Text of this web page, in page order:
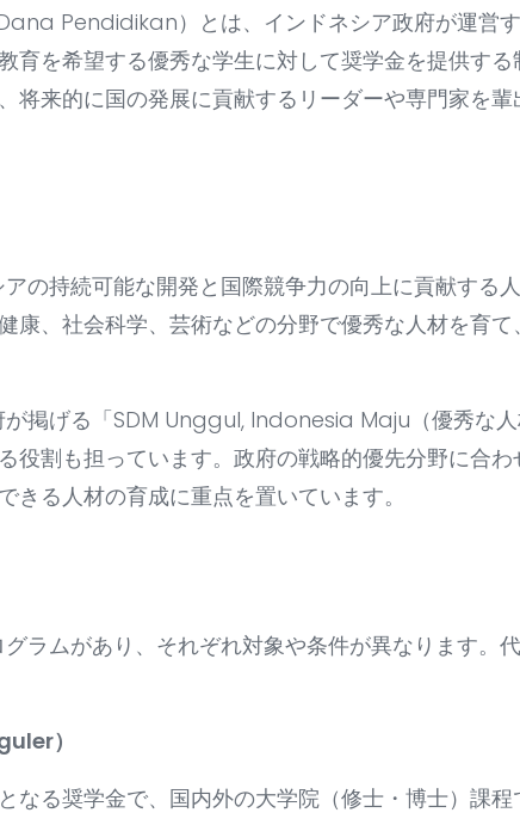
Pendidikan）とは、インドネシア政府が運営
育を希望する優秀な学生に対して奨学金を提供す
将来的に国の発展に貢献するリーダーや専門家を
の持続可能な開発と国際競争力の向上に貢献する
康、社会科学、芸術などの分野で優秀な人材を育
が掲げる「SDM Unggul, Indonesia Maju（優秀な
役割も担っています。政府の戦略的優先分野に合
きる人材の育成に重点を置いています。
ラムがあり、それぞれ対象や条件が異なります。
）
なる奨学金で、国内外の大学院（修士・博士）課